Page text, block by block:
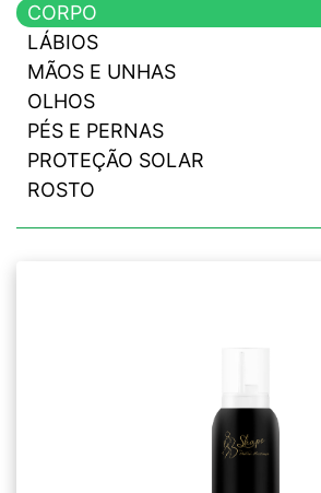
CORPO
LÁBIOS
MÃOS E UNHAS
OLHOS
PÉS E PERNAS
PROTEÇÃO SOLAR
ROSTO